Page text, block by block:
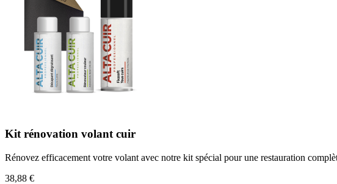
Kit rénovation volant cuir
Rénovez efficacement votre volant avec notre kit spécial pour une restauration
38,88 €